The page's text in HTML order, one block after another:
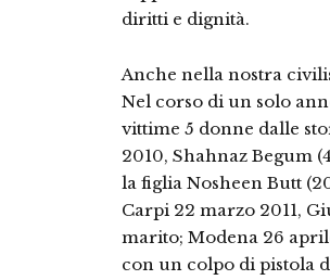
diritti e dignità.
Anche nella nostra
Nel corso di un solo
vittime 5 donne dalle
2010, Shahnaz Begum
la figlia Nosheen Butt
Carpi 22 marzo 2011,
marito; Modena 26
con un colpo di pistola